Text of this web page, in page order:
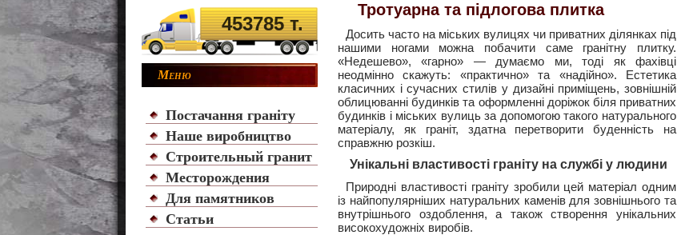
453785 т.
Меню
Постачання граніту
Наше виробництво
Строительный гранит
Месторождения
Для памятников
Статьи
Тротуарна та підлогова плитка
Досить часто на міських вулицях чи приватних ділянках під
нашими ногами можна побачити саме гранітну плитку.
«Недешево», «гарно» — думаємо ми, тоді як фахівці
неодмінно скажуть: «практично» та «надійно». Естетика
класичних і сучасних стилів у дизайні приміщень, зовнішній
облицюванні будинків та оформленні доріжок біля приватних
будинків і міських вулиць за допомогою такого натурального
матеріалу, як граніт, здатна перетворити буденність на
справжню розкіш.
Унікальні властивості граніту на службі у людини
Природні властивості граніту зробили цей матеріал одним
із найпопулярніших натуральних каменів для зовнішнього та
внутрішнього оздоблення, а також створення унікальних
високохудожніх виробів.